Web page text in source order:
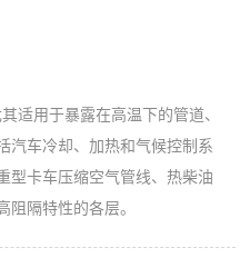
适用于暴露在高温下的管道、
汽车冷却、加热和气候控制系
型卡车压缩空气管线、热柴油
阻隔特性的各层。